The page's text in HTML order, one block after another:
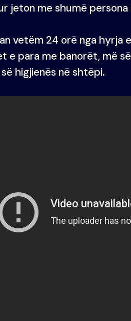
jeton me shumë persona
vetëm 24 orë nga hyrja
e para me banorët, më
higjienës në shtëpi.